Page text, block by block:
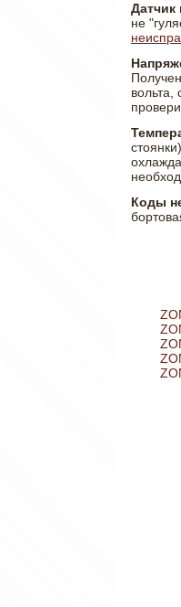
Датчик
не
Коды